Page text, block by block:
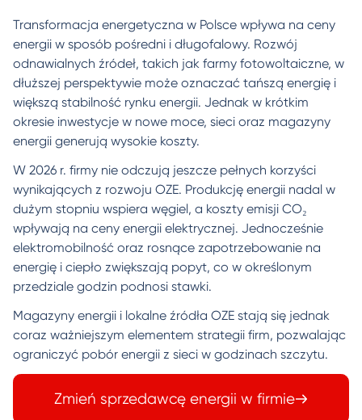
Transformacja energetyczna w Polsce wpływa na ceny
energii w sposób pośredni i długofalowy. Rozwój
odnawialnych źródeł, takich jak farmy fotowoltaiczne, w
dłuższej perspektywie może oznaczać tańszą energię i
większą stabilność rynku energii. Jednak w krótkim
okresie inwestycje w nowe moce, sieci oraz magazyny
energii generują wysokie koszty.
W 2026 r. firmy nie odczują jeszcze pełnych korzyści
wynikających z rozwoju OZE. Produkcję energii nadal w
dużym stopniu wspiera węgiel, a koszty emisji CO₂
wpływają na ceny energii elektrycznej. Jednocześnie
elektromobilność oraz rosnące zapotrzebowanie na
energię i ciepło zwiększają popyt, co w określonym
przedziale godzin podnosi stawki.
Magazyny energii i lokalne źródła OZE stają się jednak
coraz ważniejszym elementem strategii firm, pozwalając
ograniczyć pobór energii z sieci w godzinach szczytu.
Zmień sprzedawcę energii w firmie